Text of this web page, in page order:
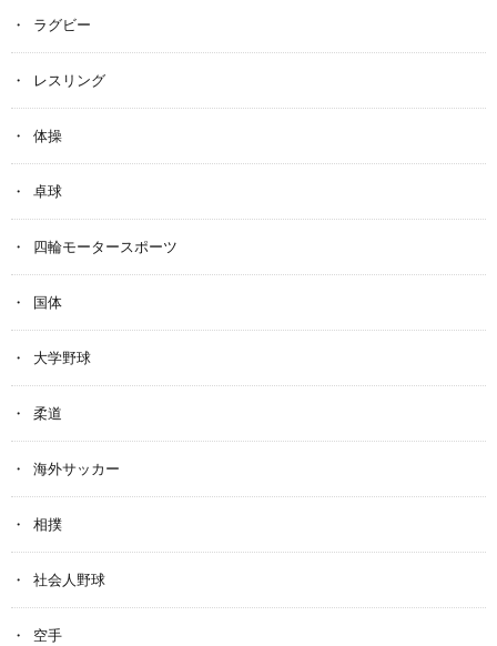
ラグビー
レスリング
体操
卓球
四輪モータースポーツ
国体
大学野球
柔道
海外サッカー
相撲
社会人野球
空手